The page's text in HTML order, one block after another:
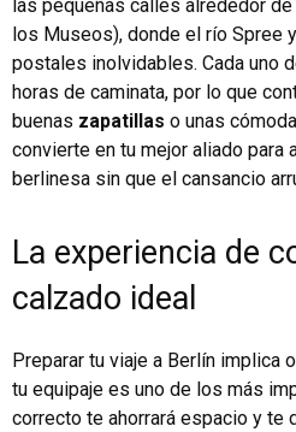
las pequeñas calles alrededor de
los Museos), donde el río Spree
postales inolvidables. Cada uno
horas de caminata, por lo que
buenas zapatillas o unas
convierte en tu mejor aliado para
berlinesa sin que el cansancio
La experiencia de
calzado ideal
Preparar tu viaje a Berlín implica
tu equipaje es uno de los más
correcto te ahorrará espacio y te